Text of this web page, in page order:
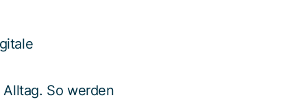
So werden